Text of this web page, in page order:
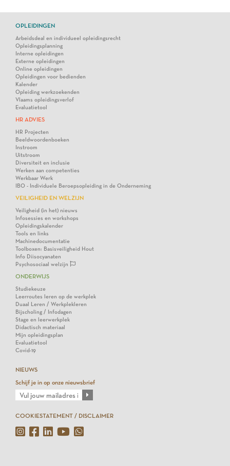
OPLEIDINGEN
Arbeidsdeal en individueel opleidingsrecht
Opleidingsplanning
Interne opleidingen
Externe opleidingen
Online opleidingen
Opleidingen voor bedienden
Kalender
Opleiding werkzoekenden
Vlaams opleidingsverlof
Evaluatietool
HR ADVIES
HR Projecten
Beeldwoordenboeken
Instroom
Uitstroom
Diversiteit en inclusie
Werken aan competenties
Werkbaar Werk
IBO - Individuele Beroepsopleiding in de Onderneming
VEILIGHEID EN WELZIJN
Veiligheid (in het) nieuws
Infosessies en workshops
Opleidingskalender
Tools en links
Machinedocumentatie
Toolboxen: Basisveiligheid Hout
Info Diisocyanaten
Psychosociaal welzijn
ONDERWIJS
Studiekeuze
Leerroutes leren op de werkplek
Duaal Leren / Werkplekleren
Bijscholing / Infodagen
Stage en leerwerkplek
Didactisch materiaal
Mijn opleidingsplan
Evaluatietool
Covid-19
NIEUWS
Schijf je in op onze nieuwsbrief
COOKIESTATEMENT / DISCLAIMER